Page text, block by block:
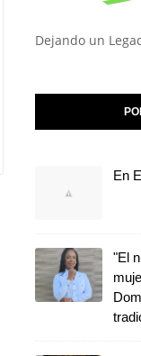
Dejando un
En
"El